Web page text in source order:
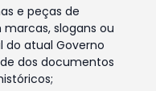
e peças de
slogans ou
do atual Governo
dos documentos